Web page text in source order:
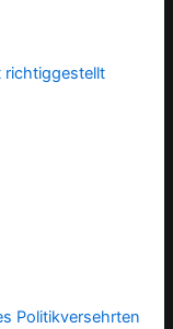
richtiggestellt
Politikversehrten